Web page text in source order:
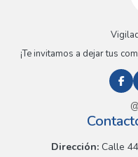
¡Te invitamos a dejar tus
Dirección:Calle 44